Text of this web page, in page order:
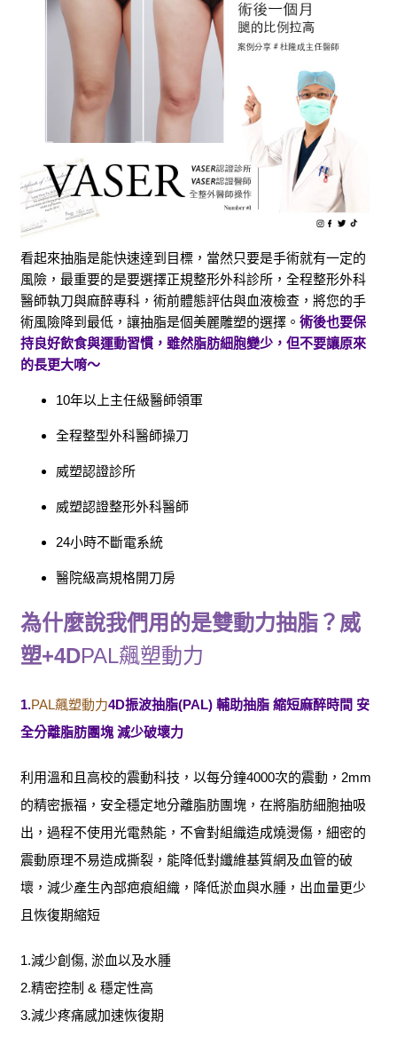
看起來抽脂是能快速達到目標，當然只要是手術就有一定的
風險，最重要的是要選擇正規整形外科診所，全程整形外科
醫師執刀與麻醉專科，術前體態評估與血液檢查，將您的手
術風險降到最低，讓抽脂是個美麗雕塑的選擇。術後也要保
持良好飲食與運動習慣，雖然脂肪細胞變少，但不要讓原來
的長更大唷～
10年以上主任級醫師領軍
全程整型外科醫師操刀
威塑認證診所
威塑認證整形外科醫師
24小時不斷電系統
醫院級高規格開刀房
為什麼說我們用的是雙動力抽脂？威
塑+4DPAL飆塑動力
1.PAL飆塑動力4D振波抽脂(PAL) 輔助抽脂 縮短麻醉時間 安
全分離脂肪團塊 減少破壞力
利用溫和且高校的震動科技，以每分鐘4000次的震動，2mm
的精密振福，安全穩定地分離脂肪團塊，在將脂肪細胞抽吸
出，過程不使用光電熱能，不會對組織造成燒燙傷，細密的
震動原理不易造成撕裂，能降低對纖維基質網及血管的破
壞，減少產生內部疤痕組織，降低淤血與水腫，出血量更少
且恢復期縮短
1.減少創傷, 淤血以及水腫
2.精密控制 & 穩定性高
3.減少疼痛感加速恢復期